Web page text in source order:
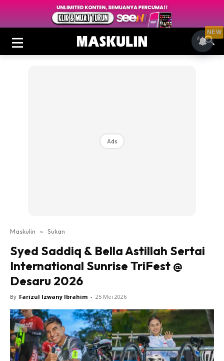
Ads
Maskulin » Sukan
Syed Saddiq & Bella Astillah Sertai
International Sunrise TriFest @
Desaru 2026
By Farizul Izwany Ibrahim - 25 Mei 2026
NEW